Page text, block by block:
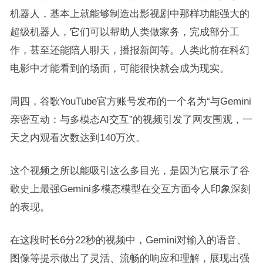
机器人，基本上就能够制造出影视剧中那样功能强大的
超级机器人，它们可以帮助人类做家务，完成部分工
作，甚至还能陪人聊天，播报新闻等。人类此前在科幻
电影中才能看到的场面，可能很快就会成为现实。
周四，谷歌YouTube官方账号发布的一个名为“与Gemini
亲密互动：与多模态AI交互”的视频引发了网友围观，一
天之内观看次数达到140万次。
这个视频之所以能吸引这么多目光，是因为它展示了谷
歌史上最强Gemini多模态模型在交互方面令人印象深刻
的表现。
在这段时长6分22秒的视频中，Gemini对输入的语音、
图像等提示做出了灵活、流畅的响应和理解，展现出强